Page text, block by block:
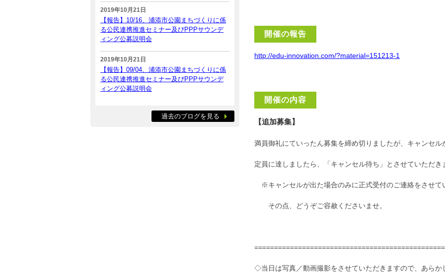
開催の報告
http://edu-innovation.com/?material=151213-1
開催の内容
【追加募集】
満員御礼にていったん募集を締め切りましたが、キャンセル
定員に達しましたら、「キャンセル待ち」とさせていただき
※キャンセルが出た場合のみに正式受付のご連絡をさせて
その点、どうぞご容赦くださいませ。
◇当日は写真／動画撮影をさせていただきますので、あらか
2019年10月21日
【報告】10/16、浦添市公園まちづくりに係
る公民連携推進セミナー及びPPPサウンデ
ィング公募説明会
2019年10月21日
【報告】09/04、浦添市公園まちづくりに係
る公民連携推進セミナー及びPPPサウンデ
ィング公募説明会
過去のブログを見る